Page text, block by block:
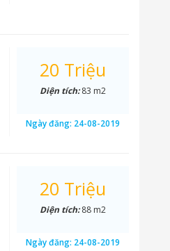
20 Triệu
Diện tích:83 m2
Ngày đăng: 24-08-2019
20 Triệu
Diện tích:88 m2
Ngày đăng: 24-08-2019